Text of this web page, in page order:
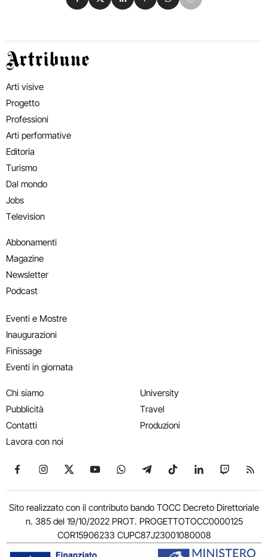
Artribune
Arti visive
Progetto
Professioni
Arti performative
Editoria
Turismo
Dal mondo
Jobs
Television
Abbonamenti
Magazine
Newsletter
Podcast
Eventi e Mostre
Inaugurazioni
Finissage
Eventi in giornata
Chi siamo
Pubblicità
Contatti
Lavora con noi
University
Travel
Produzioni
Seguici su Facebook
Seguici su Instagram
Seguici su X
Seguici su YouTube
Seguici su WhatsApp
Seguici su Telegram
Seguici su TikTok
Seguici su
Seguici
Sito realizzato con il contributo bando TOCC Decreto Direttoriale
n. 385 del 19/10/2022 PROT. PROGETTOTOCC0000125
COR15906233 CUPC87J23001080008